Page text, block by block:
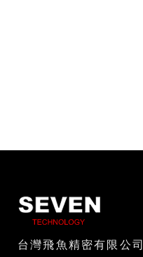
台灣飛魚精密有限公司